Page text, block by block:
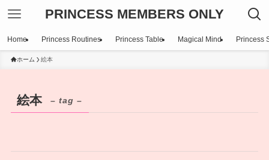
PRINCESS MEMBERS ONLY
Home Princess Routines Princess Table Magical Mind Princess
ホーム 絵本
絵本 – tag –